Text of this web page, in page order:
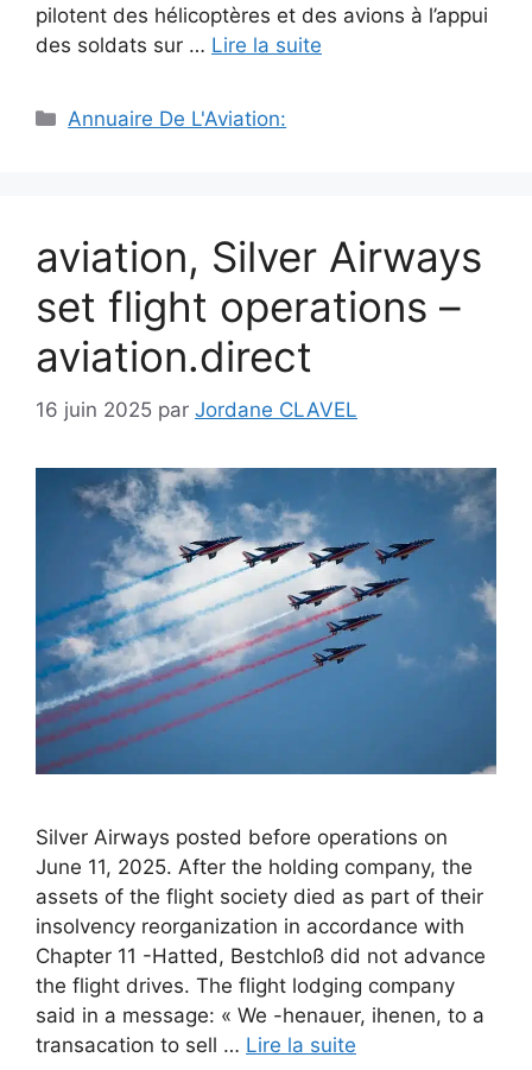
pilotent des hélicoptères et des avions à l’appui
des soldats sur … Lire la suite
Catégories
Annuaire De L'Aviation:
aviation, Silver Airways
set flight operations –
aviation.direct
16 juin 2025 par Jordane CLAVEL
Silver Airways posted before operations on
June 11, 2025. After the holding company, the
assets of the flight society died as part of their
insolvency reorganization in accordance with
Chapter 11 -Hatted, Bestchloß did not advance
the flight drives. The flight lodging company
said in a message: « We -henauer, ihenen, to a
transacation to sell … Lire la suite